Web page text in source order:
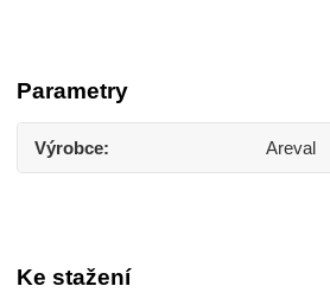
Parametry
Výrobce Areval
Ke stažení